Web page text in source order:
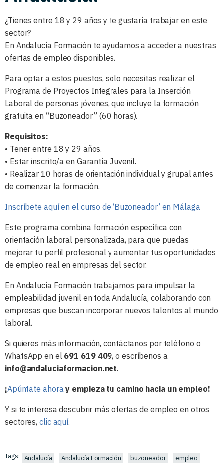
¿Tienes entre 18 y 29 años y te gustaría trabajar en este
sector?
En Andalucía Formación te ayudamos a acceder a nuestras
ofertas de empleo disponibles.
Para optar a estos puestos, solo necesitas realizar el
Programa de Proyectos Integrales para la Inserción
Laboral de personas jóvenes, que incluye la formación
gratuita en “Buzoneador” (60 horas).
Requisitos:
• Tener entre 18 y 29 años.
• Estar inscrito/a en Garantía Juvenil.
• Realizar 10 horas de orientación individual y grupal antes
de comenzar la formación.
Inscríbete aquí en el curso de ‘Buzoneador’ en Málaga
Este programa combina formación específica con
orientación laboral personalizada, para que puedas
mejorar tu perfil profesional y aumentar tus oportunidades
de empleo real en empresas del sector.
En Andalucía Formación trabajamos para impulsar la
empleabilidad juvenil en toda Andalucía, colaborando con
empresas que buscan incorporar nuevos talentos al mundo
laboral.
Si quieres más información, contáctanos por teléfono o
WhatsApp en el 691 619 409, o escríbenos a
info@andaluciaformacion.net.
¡Apúntate ahora y empieza tu camino hacia un empleo!
Y si te interesa descubrir más ofertas de empleo en otros
sectores, clic aquí.
Tags: Andalucía Andalucía Formación buzoneador
empleo